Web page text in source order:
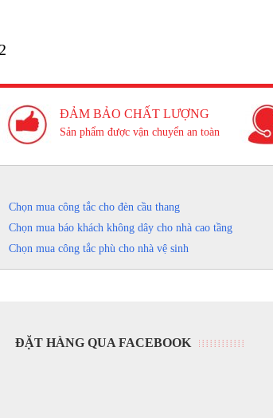
ĐẢM BẢO CHẤT LƯỢNG
Sản phẩm được vận chuyển an toàn
Chọn mua công tắc cho đèn cầu thang
Chọn mua báo khách không dây cho nhà cao tầng
Chọn mua công tắc phù cho nhà vệ sinh
ĐẶT HÀNG QUA FACEBOOK